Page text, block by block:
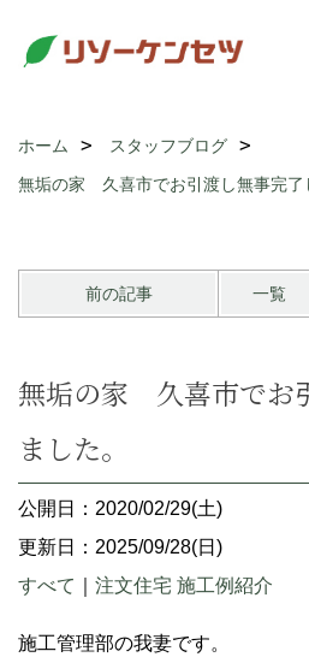
ホーム
スタッフブログ
無垢の家 久喜市でお引渡し無事完了
前の記事 一覧
無垢の家 久喜市でお
ました。
公開日：2020/02/29(土)
更新日：2025/09/28(日)
すべて
注文住宅 施工例紹介
施工管理部の我妻です。